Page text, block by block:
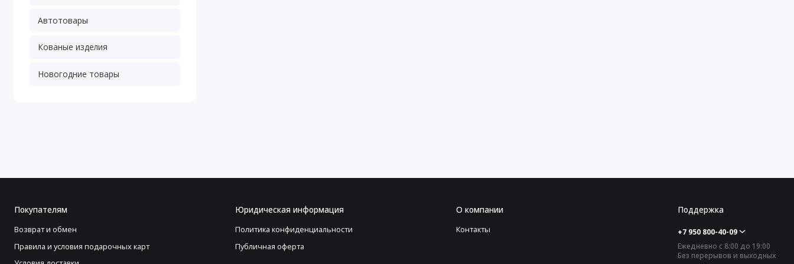
Автотовары
Кованые изделия
Новогодние товары
Покупателям
Возврат и обмен
Правила и условия подарочных карт
Юридическая информация
Политика конфиденциальности
Публичная оферта
О компании
Контакты
Поддержка
+7 950 800-40-09
Ежедневно с 8:00 до 19:00
Без перерывов и выходных